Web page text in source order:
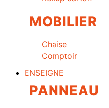
MOBILIER
Chaise
Comptoir
ENSEIGNE
PANNEAU